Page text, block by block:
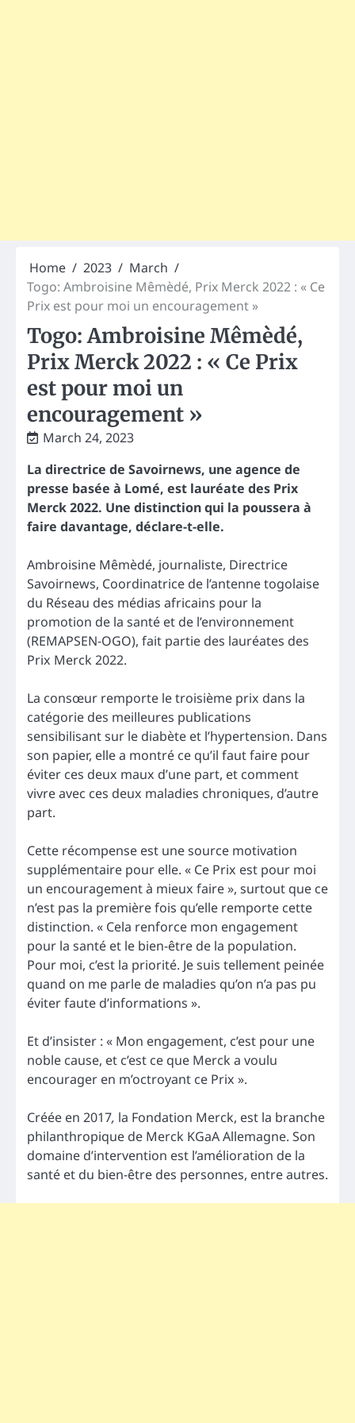
Home 2023
March
Togo: Ambroisine Mêmèdé, Prix Merck 2022 : « Ce
Prix est pour moi un encouragement »
Togo: Ambroisine Mêmèdé,
Prix Merck 2022 : « Ce Prix
est pour moi un
encouragement »
March 24, 2023
La directrice de Savoirnews, une agence de
presse basée à Lomé, est lauréate des Prix
Merck 2022. Une distinction qui la poussera à
faire davantage, déclare-t-elle.
Ambroisine Mêmèdé, journaliste, Directrice
Savoirnews, Coordinatrice de l’antenne togolaise
du Réseau des médias africains pour la
promotion de la santé et de l’environnement
(REMAPSEN-OGO), fait partie des lauréates des
Prix Merck 2022.
La consœur remporte le troisième prix dans la
catégorie des meilleures publications
sensibilisant sur le diabète et l’hypertension. Dans
son papier, elle a montré ce qu’il faut faire pour
éviter ces deux maux d’une part, et comment
vivre avec ces deux maladies chroniques, d’autre
part.
Cette récompense est une source motivation
supplémentaire pour elle. « Ce Prix est pour moi
un encouragement à mieux faire », surtout que ce
n’est pas la première fois qu’elle remporte cette
distinction. « Cela renforce mon engagement
pour la santé et le bien-être de la population.
Pour moi, c’est la priorité. Je suis tellement peinée
quand on me parle de maladies qu’on n’a pas pu
éviter faute d’informations ».
Et d’insister : « Mon engagement, c’est pour une
noble cause, et c’est ce que Merck a voulu
encourager en m’octroyant ce Prix ».
Créée en 2017, la Fondation Merck, est la branche
philanthropique de Merck KGaA Allemagne. Son
domaine d’intervention est l’amélioration de la
santé et du bien-être des personnes, entre autres.